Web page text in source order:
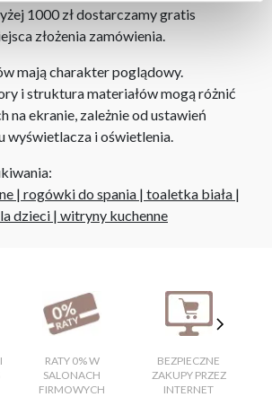
1000 zł dostarczamy gratis
złożenia zamówienia.
mają charakter poglądowy.
i struktura materiałów mogą różnić
na ekranie, zależnie od ustawień
wyświetlacza i oświetlenia.
| rogówki do spania | toaletka biała |
dzieci | witryny kuchenne
RATY 0% W
SALONACH
FIRMOWYCH
BEZPIECZNE
ZAKUPY PRZEZ
INTERNET